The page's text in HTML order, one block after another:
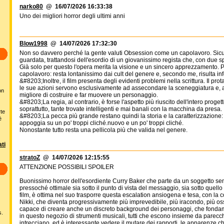
narko80 @ 16/07/2026 16:33:38
Uno dei migliori horror degli ultimi anni
Blow1998 @ 14/07/2026 17:32:30
Non so davvero perché la gente valuti Obsession come un capolavoro.
guardata, trattandosi dell'esordio di un giovanissimo regista che, con due
Già solo per questo l'opera merita la visione e un sincero apprezzamento.
capolavoro: resta lontanissimo dai cult del genere e, secondo me, risulta
&#8203;Inoltre, il film presenta degli evidenti problemi nella scrittura. Il
le sue azioni servono esclusivamente ad assecondare la sceneggiatura
migliore di costruire e far muovere un personaggio.
&#8203;La regia, al contrario, è forse l'aspetto più riuscito dell'intero
soprattutto, tante trovate intelligenti e mai banali con la macchina da presa.
&#8203;La pecca più grande restano quindi la storia e la
appoggia su un po' troppi cliché.nuovo e un po' troppi cliché.
Nonostante tutto resta una pellicola più che valida nel genere.
stratoZ @ 14/07/2026 12:15:55
ATTENZIONE POSSIBILI SPOILER
Buonissimo horror dell'esordiente Curry Baker che parte da un soggetto
pressoché ottimale sia sotto il punto di vista del messaggio, sia sotto
film, è ottima nel suo trasporre questa escalation ansiogena e tesa, con la
Nikki, che diventa progressivamente più imprevedibile, più iracondo, più
capace di creare anche un discreto background dei personaggi, che
in questo negozio di strumenti musicali, tutti che escono insieme da